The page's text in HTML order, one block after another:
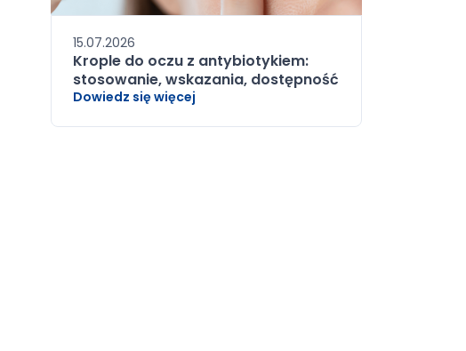
15.07.2026
Krople do oczu z antybiotykiem:
stosowanie, wskazania, dostępność
Dowiedz się więcej